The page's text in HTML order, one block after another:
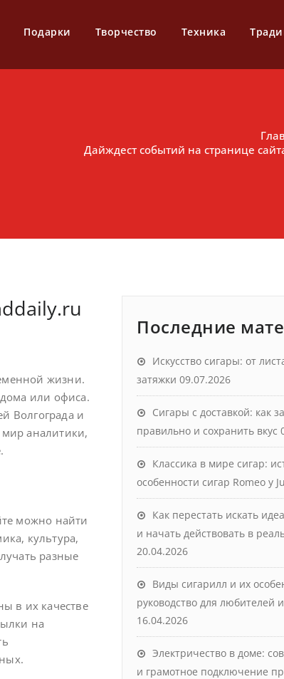
Подарки Творчество Техника
Дайждест событий на странице
жизни.
или офиса.
Волгограда и
аналитики,
можно найти
культура,
разные
в их качестве
на
Последние
Искусство сигары: от
затяжки 09.07.2026
Сигары с доставкой: как
правильно и сохранить вкус
Классика в мире сигар:
особенности сигар Romeo y
Как перестать искать
и начать действовать в
20.04.2026
Виды сигарилл и их
руководство для любителей
16.04.2026
Электричество в доме:
и грамотное подключение